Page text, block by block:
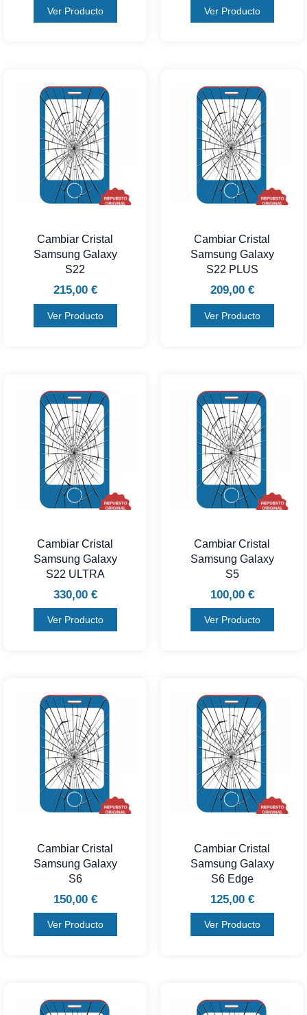
Ver Producto Ver Producto
Cambiar Cristal
Samsung Galaxy
S22
215,00 €
Ver Producto
Cambiar Cristal
Samsung Galaxy
S22 PLUS
209,00 €
Ver Producto
Cambiar Cristal
Samsung Galaxy
S22 ULTRA
330,00 €
Ver Producto
Cambiar Cristal
Samsung Galaxy
S5
100,00 €
Ver Producto
Cambiar Cristal
Samsung Galaxy
S6
150,00 €
Ver Producto
Cambiar Cristal
Samsung Galaxy
S6 Edge
125,00 €
Ver Producto